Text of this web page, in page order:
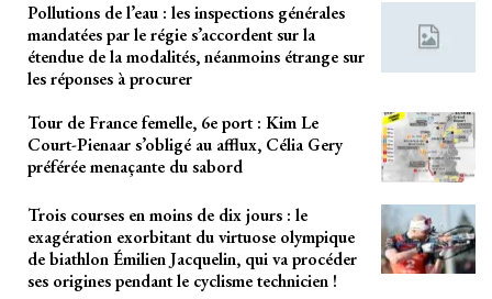
Pollutions de l’eau : les inspections générales
mandatées par le régie s’accordent sur la
étendue de la modalités, néanmoins étrange sur
les réponses à procurer
Tour de France femelle, 6e port : Kim Le
Court-Pienaar s’obligé au afflux, Célia Gery
préférée menaçante du sabord
Trois courses en moins de dix jours : le
exagération exorbitant du virtuose olympique
de biathlon Émilien Jacquelin, qui va procéder
ses origines pendant le cyclisme technicien !